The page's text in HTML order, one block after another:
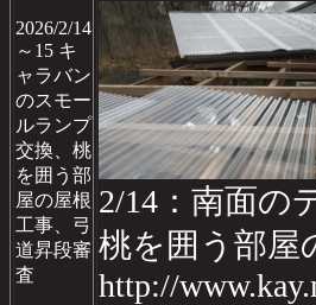
2026/2/14
～15 キ
ャラバン
のスモー
ルランプ
交換、桃
を囲う部
屋の屋根
工事、弓
道昇段審
査
2/14：南面の
桃を囲う部屋
http://